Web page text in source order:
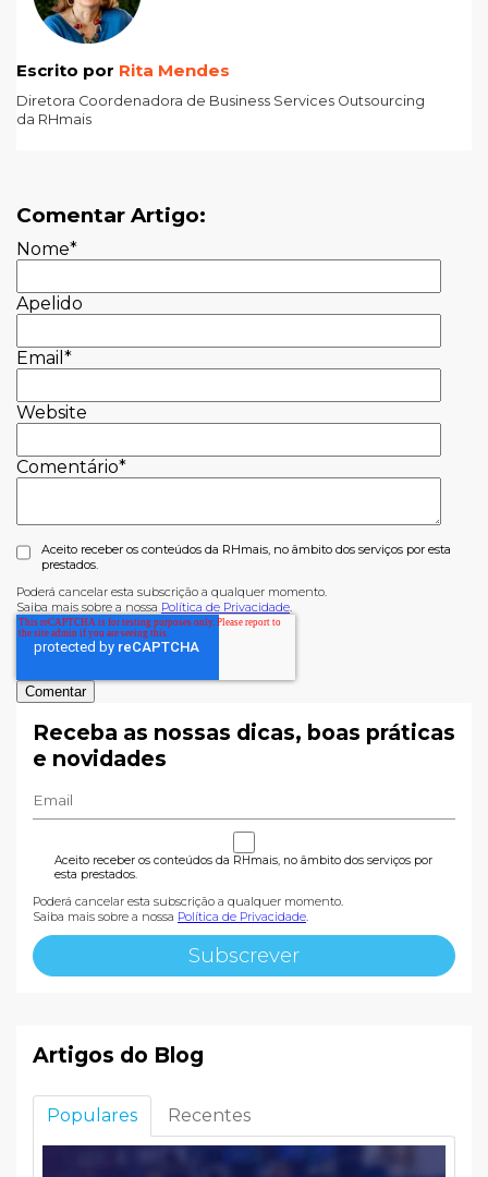
Escrito por Rita Mendes
Diretora Coordenadora de Business Services Outsourcing
da RHmais
Comentar Artigo:
Nome*
Apelido
Email *
Website
Comentário*
Aceito receber os conteúdos da RHmais, no âmbito dos serviços por esta
prestados.
Poderá cancelar esta subscrição a qualquer momento.
Saiba mais sobre a nossa Política de Privacidade
Receba as nossas dicas, boas práticas
e novidades
Aceito receber os conteúdos da RHmais, no âmbito dos serviços por
esta prestados.
Poderá cancelar esta subscrição a qualquer momento.
Saiba mais sobre a nossa Política de Privacidade
Artigos do Blog
Populares Recentes